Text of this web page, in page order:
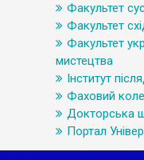
Факультет
Факультет
Факультет
мистецтва
Інститут
Фаховий
Докторська
Портал